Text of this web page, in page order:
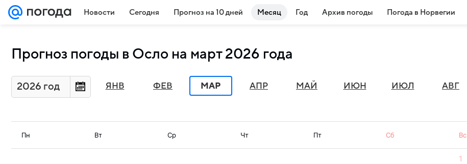
Новости Сегодня Прогноз на 10 дней Месяц Год Архив погоды Погода в Норвегии
Прогноз погоды в Осло на март 2026 года
2026 год ЯНВ ФЕВ МАР АПР МАЙ ИЮН ИЮЛ АВГ
Пн Вт Ср Чт Пт Сб Вс
1